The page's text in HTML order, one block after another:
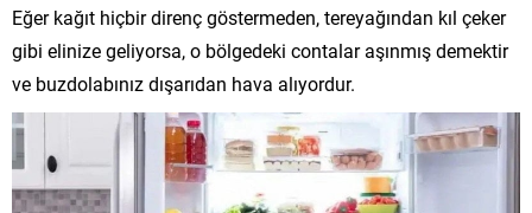
Eğer kağıt hiçbir direnç göstermeden, tereyağından kıl çeker
gibi elinize geliyorsa, o bölgedeki contalar aşınmış demektir
ve buzdolabınız dışarıdan hava alıyordur.